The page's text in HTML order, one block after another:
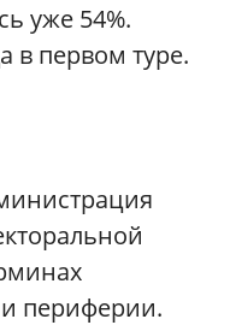
уже 54%.
в первом туре.
периферии.